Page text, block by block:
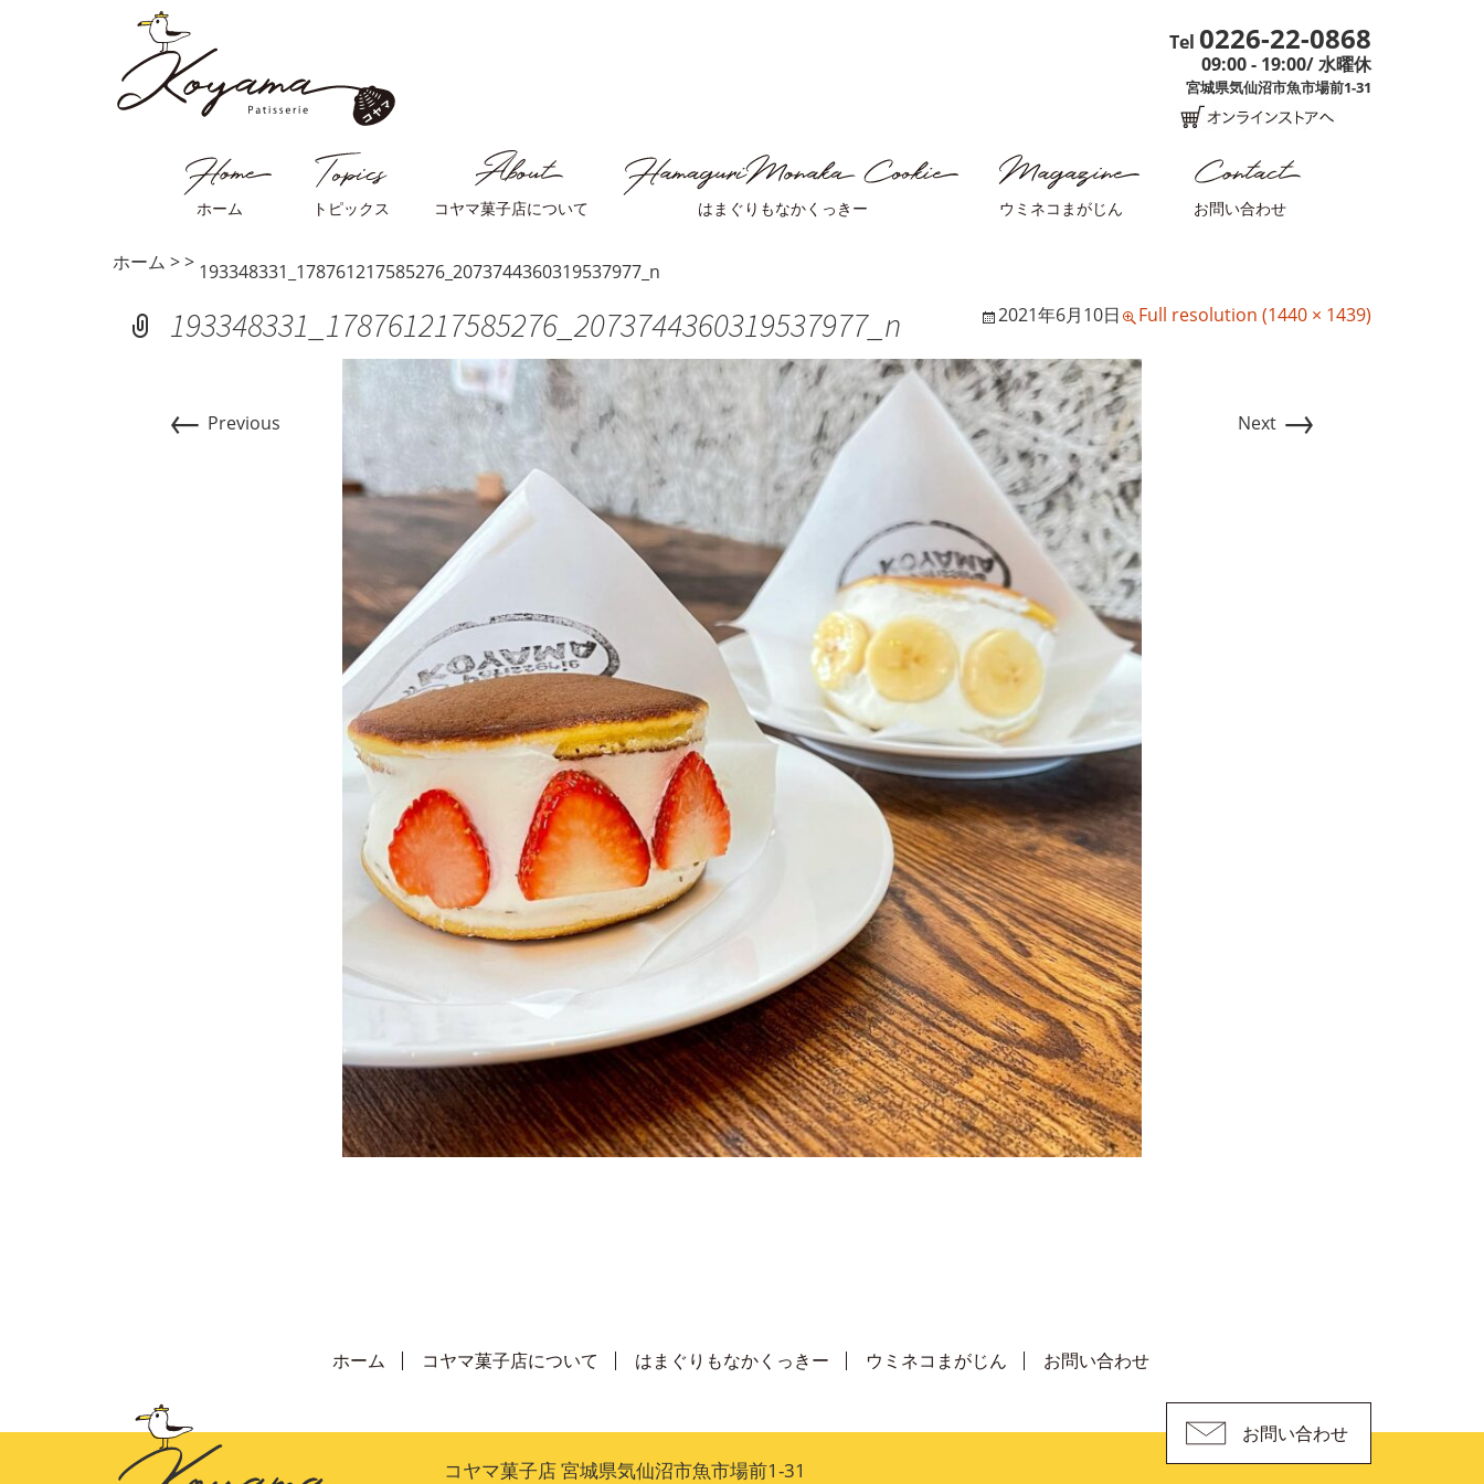
Tel 0226-22-0868
09:00 - 19:00/ 水曜休
宮城県気仙沼市魚市場前1-31
ホーム トピックス コヤマ菓子店について はまぐりもなかくっきー ウミネコまがじん お問い合わせ
ホーム >> 193348331_178761217585276_2073744360319537977_n
193348331_178761217585276_2073744360319537977_n 2021年6月10日 Full resolution (1440 × 1439)
← Previous Next →
ホーム コヤマ菓子店について はまぐりもなかくっきー ウミネコまがじん お問い合わせ
コヤマ菓子店 宮城県気仙沼市魚市場前1-31
お問い合わせ